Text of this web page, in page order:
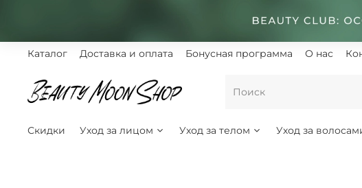
Каталог Доставка и оплата Бонусная программа О нас
Скидки Уход за лицом Уход за телом Уход за